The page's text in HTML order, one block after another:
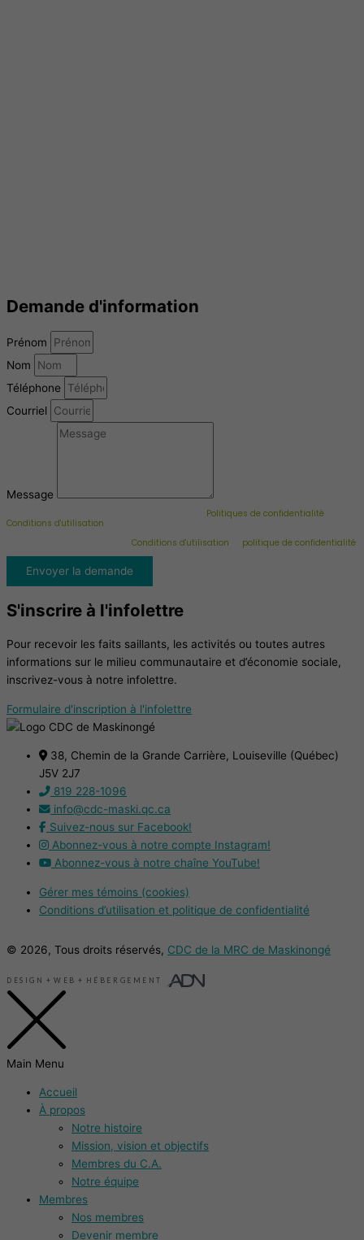
Demande d'information
Prénom
Nom
Téléphone
Courriel
Message
Politiques de confidentialité
Conditions d'utilisation
Conditions d'utilisation politique de confidentialité
Envoyer la demande
S'inscrire à l'infolettre
Pour recevoir les faits saillants, les activités ou toutes autres
informations sur le milieu communautaire et d’économie sociale,
inscrivez-vous à notre infolettre.
Formulaire d'inscription à l'infolettre
38, Chemin de la Grande Carrière, Louiseville (Québec)
J5V 2J7
819 228-1096
info@cdc-maski.qc.ca
Suivez-nous sur Facebook!
Abonnez-vous à notre compte Instagram!
Abonnez-vous à notre chaîne YouTube!
Gérer mes témoins (cookies)
Conditions d’utilisation et politique de confidentialité
© 2026, Tous droits réservés, CDC de la MRC de Maskinongé
DESIGN + WEB + HÉBERGEMENT
Main Menu
Accueil
À propos
Notre histoire
Mission, vision et objectifs
Membres du C.A.
Notre équipe
Membres
Nos membres
Devenir membre